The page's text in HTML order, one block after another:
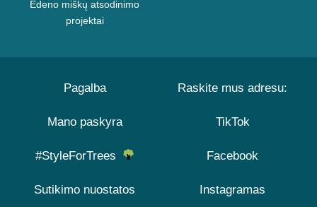
Edeno miškų atsodinimo
projektai
Pagalba
Mano paskyra
#StyleForTrees
Sutikimo nuostatos
Raskite mus adresu:
TikTok
Facebook
Instagramas